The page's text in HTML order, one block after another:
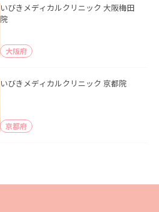
いびきメディカルクリニック 大阪梅田
院
大阪府
いびきメディカルクリニック 京都院
京都府